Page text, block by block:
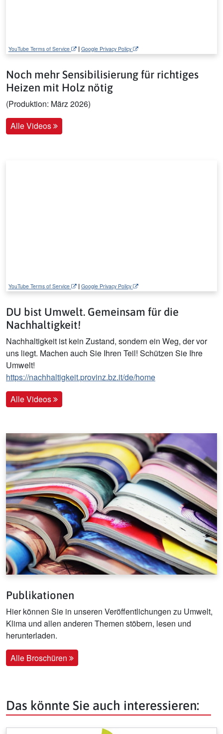
YouTube Terms of Service | Google Privacy Policy
Noch mehr Sensibilisierung für richtiges
Heizen mit Holz nötig
(Produktion: März 2026)
Alle Videos
YouTube Terms of Service | Google Privacy Policy
DU bist Umwelt. Gemeinsam für die
Nachhaltigkeit!
Nachhaltigkeit ist kein Zustand, sondern ein Weg, der vor
uns liegt. Machen auch Sie Ihren Teil! Schützen Sie Ihre
Umwelt!
https://nachhaltigkeit.provinz.bz.it/de/home
Alle Videos
Publikationen
Hier können Sie in unseren Veröffentlichungen zu Umwelt,
Klima und allen anderen Themen stöbern, lesen und
herunterladen.
Alle Broschüren
Das könnte Sie auch interessieren: